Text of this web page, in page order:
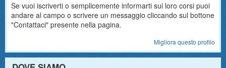
Se vuoi iscriverti o semplicemente informarti sui loro corsi puoi
andare al campo o scrivere un messaggio cliccando sul bottone
"Contattaci" presente nella pagina.
Migliora questo profilo